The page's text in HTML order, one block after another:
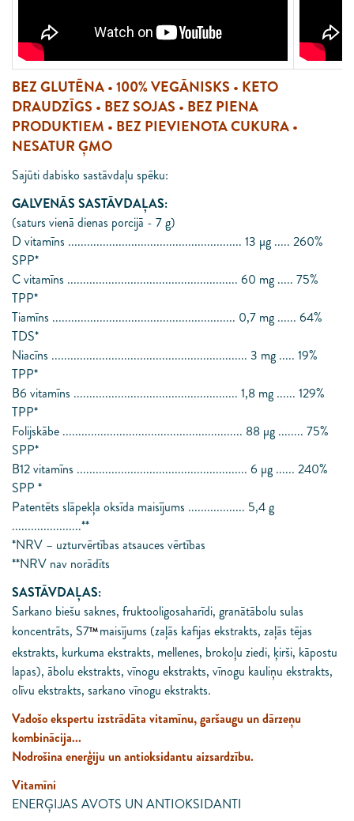
BEZ GLUTĒNA • 100% VEGĀNISKS • KETO
DRAUDZĪGS • BEZ SOJAS • BEZ PIENA
PRODUKTIEM • BEZ PIEVIENOTA CUKURA •
NESATUR ĢMO
Sajūti dabisko sastāvdaļu spēku:
GALVENĀS SASTĀVDAĻAS:
(saturs vienā dienas porcijā - 7 g)
D vitamīns ....................................................... 13 μg ..... 260%
SPP*
C vitamīns ...................................................... 60 mg ..... 75%
TPP*
Tiamīns .......................................................... 0,7 mg ...... 64%
TDS*
Niacīns .............................................................. 3 mg ..... 19%
TPP*
B6 vitamīns .................................................... 1,8 mg ...... 129%
TPP*
Folijskābe ......................................................... 88 μg ........ 75%
SPP*
B12 vitamīns ...................................................... 6 μg ...... 240%
SPP *
Patentēts slāpekļa oksīda maisījums .................. 5,4 g
......................**
*NRV – uzturvērtības atsauces vērtības
**NRV nav norādīts
SASTĀVDAĻAS:
Sarkano biešu saknes, fruktooligosaharīdi, granātābolu sulas
koncentrāts, S7TM maisījums (zaļās kafijas ekstrakts, zaļās tējas
ekstrakts, kurkuma ekstrakts, mellenes, brokoļu ziedi, ķirši, kāpostu
lapas), ābolu ekstrakts, vīnogu ekstrakts, vīnogu kauliņu ekstrakts,
olīvu ekstrakts, sarkano vīnogu ekstrakts.
Vadošo ekspertu izstrādāta vitamīnu, garšaugu un dārzeņu
kombinācija...
Nodrošina enerģiju un antioksidantu aizsardzību.
Vitamīni
ENERĢIJAS AVOTS UN ANTIOKSIDANTI